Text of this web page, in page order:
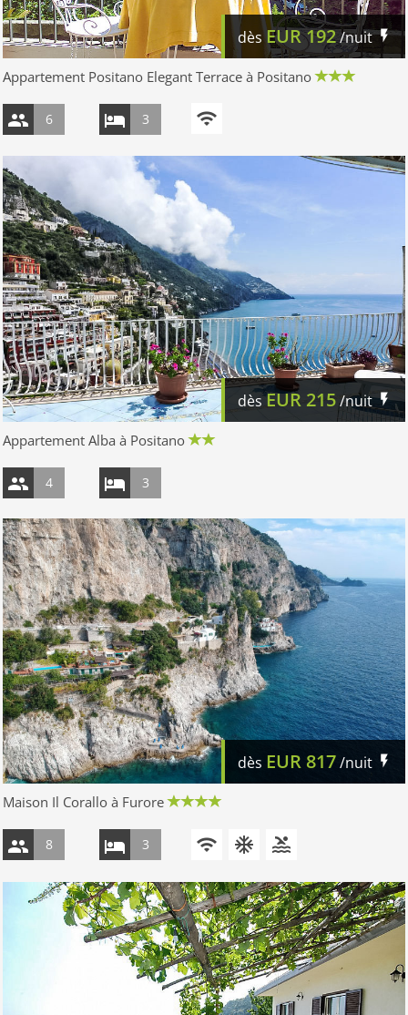
dèsEUR192/nuit
Appartement Positano Elegant Terrace à Positano
6 3
dèsEUR215/nuit
Appartement Alba à Positano
4 3
dès EUR 817/nuit
Maison Il Corallo à Furore
8 3